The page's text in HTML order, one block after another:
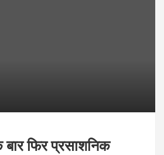
फिर प्रसाशनिक